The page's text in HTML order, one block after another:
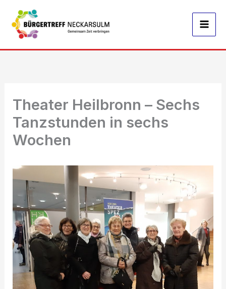
Inhalt
springen
Theater Heilbronn – Sechs
Tanzstunden in sechs
Wochen